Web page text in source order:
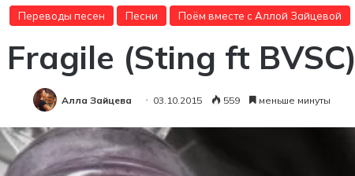
Переводы песен Песни Поём вместе с Аллой Зайцевой
Fragile (Sting ft BVSC)
Алла Зайцева 03.10.2015 559 меньше минуты